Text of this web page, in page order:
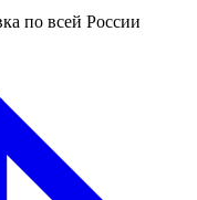
по всей России